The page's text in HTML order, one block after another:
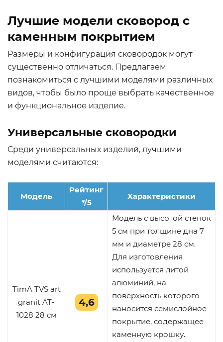
Лучшие модели сковород с
каменным покрытием
Размеры и конфигурация сковородок могут
существенно отличаться. Предлагаем
познакомиться с лучшими моделями различных
видов, чтобы было проще выбрать качественное
и функциональное изделие.
Универсальные сковородки
Среди универсальных изделий, лучшими
моделями считаются:
Модель
Рейтинг
*/5
Характеристики
TimA TVS art
granit AT-
1028 28 см
4,6
Модель с высотой стенок
5 см при толщине дна 7
мм и диаметре 28 см.
Для изготовления
используется литой
алюминий, на
поверхность которого
наносится семислойное
покрытие, содержащее
каменную крошку.